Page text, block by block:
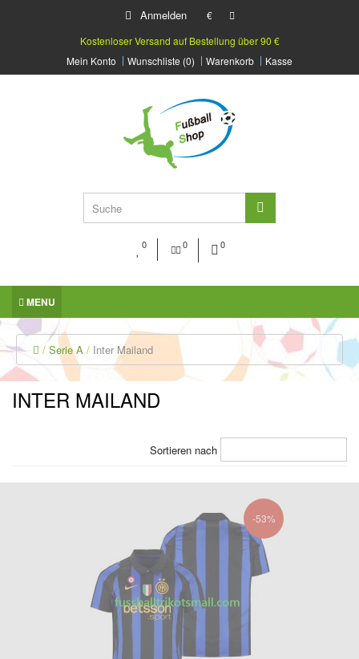
Anmelden
€
Kostenloser Versand auf Bestellung über 90 €
Mein Konto
Wunschliste (0) Warenkorb Kasse
0 0 0
MENU
Serie A Inter Mailand
INTER MAILAND
Sortieren nach
-53%